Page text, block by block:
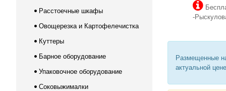
-
Размещенные
актуальной
Расстоечные шкафы
Овощерезка и Картофелечистка
Куттеры
Барное оборудование
Упаковочное оборудование
Соковыжималки